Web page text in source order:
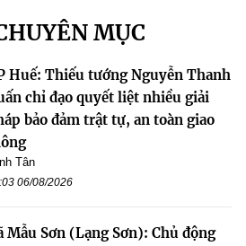
MỤC
Huế: Thiếu tướng Nguyễn Thanh
chỉ đạo quyết liệt nhiều giải
bảo đảm trật tự, an toàn giao
Tân
06/08/2026
Mẫu Sơn (Lạng Sơn): Chủ động